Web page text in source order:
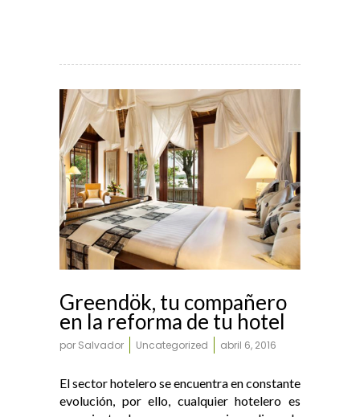
Greendök, tu compañero
en la reforma de tu hotel
por Salvador Uncategorized abril 6, 2016
El sector hotelero se encuentra en constante
evolución, por ello, cualquier hotelero es